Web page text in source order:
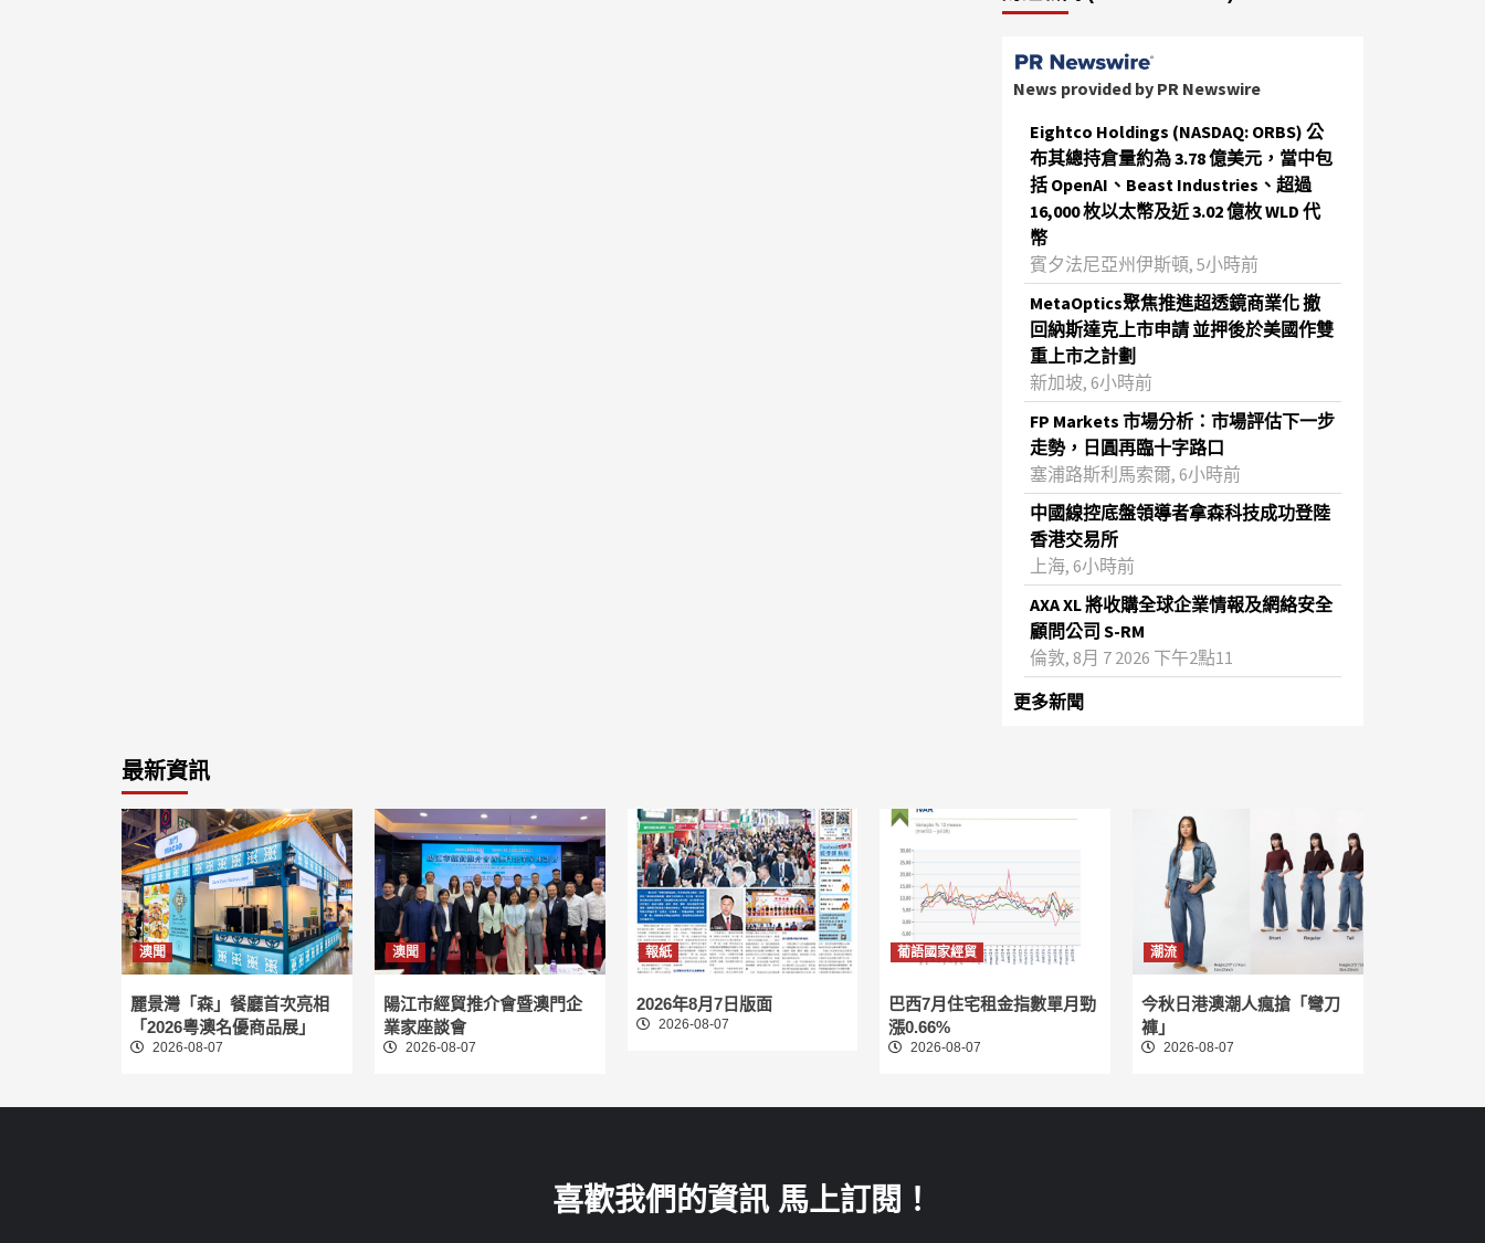
News provided by PR Newswire
Eightco Holdings (NASDAQ: ORBS) 公
布其總持倉量約為 3.78 億美元，當中包
括 OpenAI、Beast Industries、超過
16,000 枚以太幣及近 3.02 億枚 WLD 代
幣
賓夕法尼亞州伊斯頓, 5小時前
MetaOptics聚焦推進超透鏡商業化 撤
回納斯達克上市申請 並押後於美國作雙
重上市之計劃
新加坡, 6小時前
FP Markets 市場分析：市場評估下一步
走勢，日圓再臨十字路口
塞浦路斯利馬索爾, 6小時前
中國線控底盤領導者拿森科技成功登陸
香港交易所
上海, 6小時前
AXA XL 將收購全球企業情報及網絡安全
顧問公司 S-RM
倫敦, 8月 7 2026 下午2點11
更多新聞
最新資訊
澳聞
麗景灣「森」餐廳首次亮相
「2026粵澳名優商品展」
2026-08-07
澳聞
陽江市經貿推介會暨澳門企
業家座談會
2026-08-07
報紙
2026年8月7日版面
2026-08-07
葡語國家經貿
巴西7月住宅租金指數單月勁
漲0.66%
2026-08-07
潮流
今秋日港澳潮人瘋搶「彎刀
褲」
2026-08-07
喜歡我們的資訊 馬上訂閱！